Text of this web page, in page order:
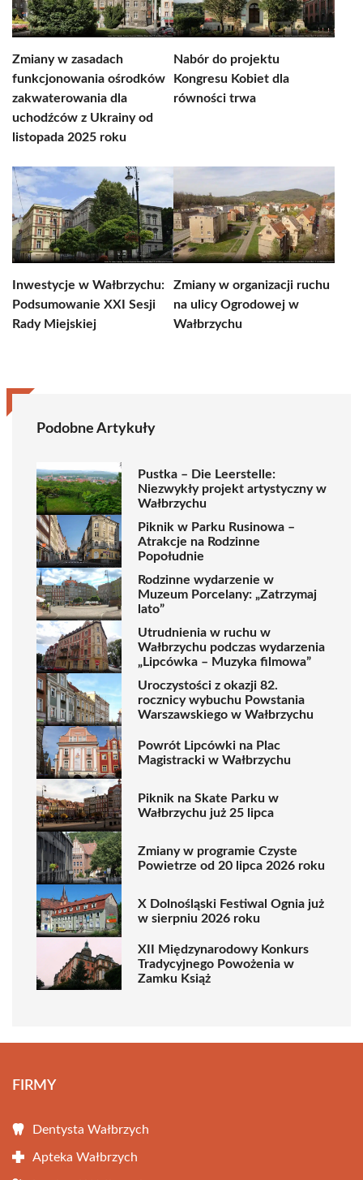
Zmiany w zasadach
funkcjonowania ośrodków
zakwaterowania dla
uchodźców z Ukrainy od
listopada 2025 roku
Nabór do projektu
Kongresu Kobiet dla
równości trwa
Inwestycje w Wałbrzychu:
Podsumowanie XXI Sesji
Rady Miejskiej
Zmiany w organizacji ruchu
na ulicy Ogrodowej w
Wałbrzychu
Podobne Artykuły
Pustka – Die Leerstelle:
Niezwykły projekt artystyczny w
Wałbrzychu
Piknik w Parku Rusinowa –
Atrakcje na Rodzinne
Popołudnie
Rodzinne wydarzenie w
Muzeum Porcelany: „Zatrzymaj
lato”
Utrudnienia w ruchu w
Wałbrzychu podczas wydarzenia
„Lipcówka – Muzyka filmowa”
Uroczystości z okazji 82.
rocznicy wybuchu Powstania
Warszawskiego w Wałbrzychu
Powrót Lipcówki na Plac
Magistracki w Wałbrzychu
Piknik na Skate Parku w
Wałbrzychu już 25 lipca
Zmiany w programie Czyste
Powietrze od 20 lipca 2026 roku
X Dolnośląski Festiwal Ognia już
w sierpniu 2026 roku
XII Międzynarodowy Konkurs
Tradycyjnego Powożenia w
Zamku Książ
FIRMY
Dentysta Wałbrzych
Apteka Wałbrzych